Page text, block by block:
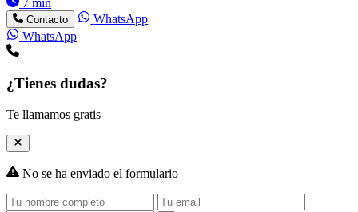
7 min
Contacto
WhatsApp
WhatsApp
¿Tienes dudas?
Te llamamos gratis
No se ha enviado el formulario